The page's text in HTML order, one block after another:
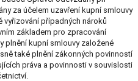
za účelem uzavření kupní smlouvy
vyřizování případných nároků
základem pro zpracování
plnění kupní smlouvy založené
také plnění zákonných povinností
práva a povinnosti v souvislosti